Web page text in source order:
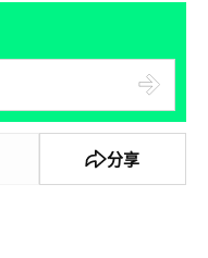
分享